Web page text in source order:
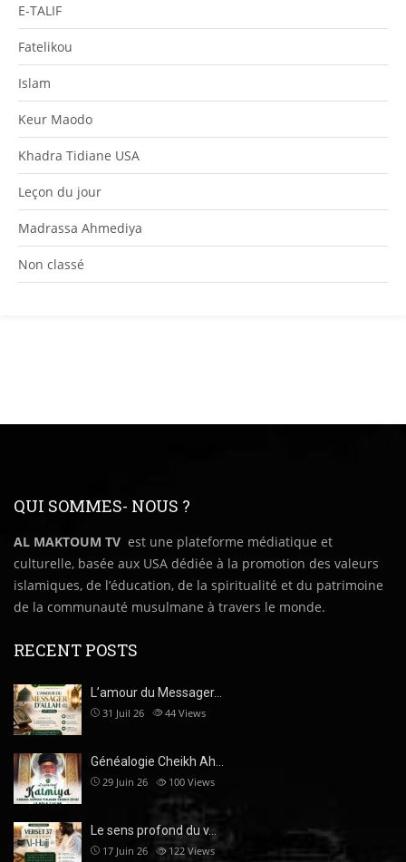
E-TALIF
Fatelikou
Islam
Keur Maodo
Khadra Tidiane USA
Leçon du jour
Madrassa Ahmediya
Non classé
QUI SOMMES- NOUS ?
AL MAKTOUM TV est une plateforme médiatique et
culturelle, basée aux USA dédiée à la promotion des valeurs
islamiques, de l’éducation, de la spiritualité et du patrimoine
de la communauté musulmane à travers le monde.
RECENT POSTS
L’amour du Messager…
31 Juil 26 44 Views
Généalogie Cheikh Ah…
29 Juin 26 100 Views
Le sens profond du v…
17 Juin 26 122 Views